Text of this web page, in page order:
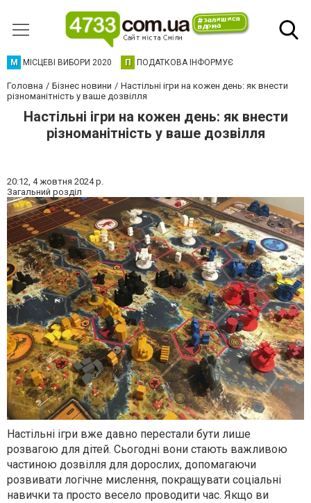
М МІСЦЕВІ ВИБОРИ 2020 П ПОДАТКОВА ІНФОРМУЄ
Головна Бізнес новини
Настільні ігри на кожен день: як внести
різноманітність у ваше дозвілля
Настільні ігри на кожен день: як внести
різноманітність у ваше дозвілля
20:12, 4 жовтня 2024 р.
Загальний розділ
Настільні ігри вже давно перестали бути лише
розвагою для дітей. Сьогодні вони стають важливою
частиною дозвілля для дорослих, допомагаючи
розвивати логічне мислення, покращувати соціальні
навички та просто весело проводити час. Якщо ви